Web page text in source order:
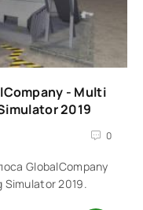
- Multi
2019
0
GlobalCompany
Simulator 2019.